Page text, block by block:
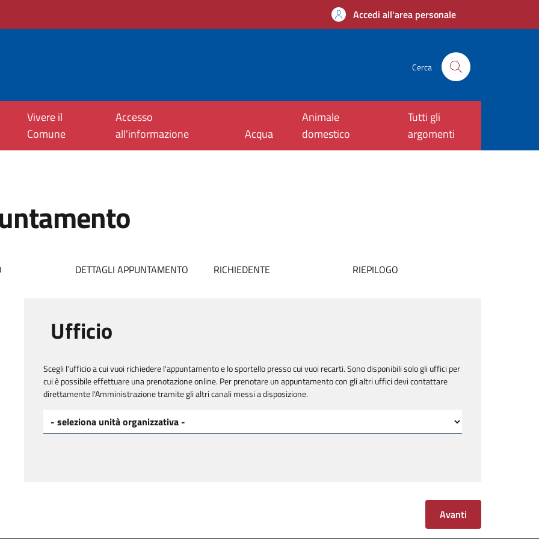
Accedi all'area personale
Cerca
Vivere il
Comune
Accesso
all'informazione
Acqua
Animale
domestico
Tutti gli
argomenti
DETTAGLI APPUNTAMENTO RICHIEDENTE RIEPILOGO
Ufficio
Scegli l'ufficio a cui vuoi richiedere l'appuntamento e lo sportello presso cui vuoi recarti. Sono disponibili solo gli uffici per
cui è possibile effettuare una prenotazione online. Per prenotare un appuntamento con gli altri uffici devi contattare
direttamente l'Amministrazione tramite gli altri canali messi a disposizione.
Scegli l'ufficio a cui vuoi richiedere l'appuntamento*